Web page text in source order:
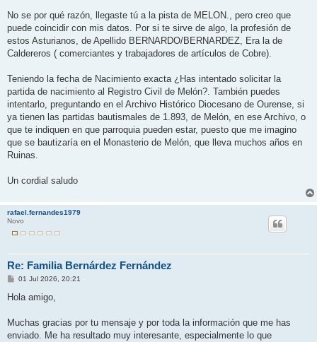
No se por qué razón, llegaste tú a la pista de MELON., pero creo que
puede coincidir con mis datos. Por si te sirve de algo, la profesión de
estos Asturianos, de Apellido BERNARDO/BERNARDEZ, Era la de
Caldereros ( comerciantes y trabajadores de artículos de Cobre).
Teniendo la fecha de Nacimiento exacta ¿Has intentado solicitar la
partida de nacimiento al Registro Civil de Melón?. También puedes
intentarlo, preguntando en el Archivo Histórico Diocesano de Ourense, si
ya tienen las partidas bautismales de 1.893, de Melón, en ese Archivo, o
que te indiquen en que parroquia pueden estar, puesto que me imagino
que se bautizaría en el Monasterio de Melón, que lleva muchos años en
Ruinas.
Un cordial saludo
rafael.fernandes1979
Novo
Re: Familia Bernárdez Fernández
M
n
j
01 Jul 2026, 20:21
Hola amigo,
Muchas gracias por tu mensaje y por toda la información que me has
enviado. Me ha resultado muy interesante, especialmente lo que